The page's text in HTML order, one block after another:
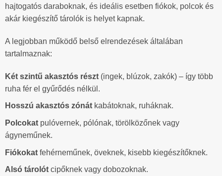
hajtogatós daraboknak, és ideális esetben fiókok, polcok és
akár kiegészítő tárolók is helyet kapnak.
A legjobban működő belső elrendezések általában
tartalmaznak:
Két szintű akasztós részt (ingek, blúzok, zakók) – így több
ruha fér el gyűrődés nélkül.
Hosszú akasztós zónát kabátoknak, ruháknak.
Polcokat pulóvernek, pólónak, törölközőnek vagy
ágyneműnek.
Fiókokat fehérneműnek, öveknek, kisebb kiegészítőknek.
Alsó tárolót cipőknek vagy dobozoknak.